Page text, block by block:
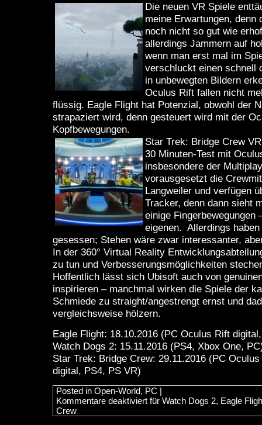
Die neuen VR Spiele
meine Erwartungen, denn
noch nicht so gut wie
allerdings Jammern auf
wenn man erst mal im
verschluckt einen schnell
in unbewegten Bildern
Oculus Rift fallen nicht
flüssig. Eagle Flight hat Potenzial, obwohl der
strapaziert wird, denn gesteuert wird mit der
Kopfbewegungen.
Star Trek: Bridge Crew
30 Minuten-Test mit
insbesondere der
vorausgesetzt die
Langweiler und verfügen
Tracker, denn dann sieht
einige Fingerbewegungen
eigenen. Allerdings
gesessen; Stehen wäre zwar interessanter,
In der 360° Virtual Reality
zu tun und Verbesserungsmöglichkeiten
Hoffentlich lässt sich Ubisoft auch von
inspirieren – manchmal wirken die Spiele der
Schmiede zu straight/angestrengt ernst und
vergleichsweise hölzern.
Eagle Flight: 18.10.2016 (PC Oculus Rift
Watch Dogs 2: 15.11.2016 (PS4, Xbox One,
Star Trek: Bridge Crew: 29.11.2016 (PC
digital, PS4, PS VR)
Posted in Open-World, PC |
Kommentare deaktiviert für Watch Dogs 2, Eagle
Crew